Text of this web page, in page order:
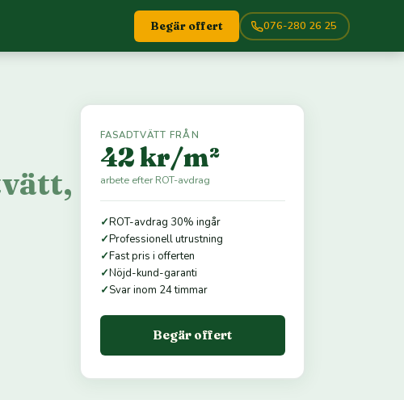
Begär offert 076-280 26 25
FASADTVÄTT FRÅN
42 kr/m²
arbete efter ROT-avdrag
✓ROT-avdrag 30% ingår
✓Professionell utrustning
✓Fast pris i offerten
✓Nöjd-kund-garanti
✓Svar inom 24 timmar
Begär offert